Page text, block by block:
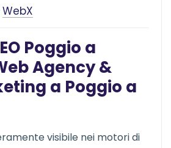
WebX
Poggio a
Agency &
a Poggio a
visibile nei motori di